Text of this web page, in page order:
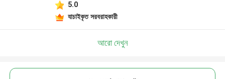
5.0
যাচাইকৃত সরবরাহকারী
আরো দেখুন